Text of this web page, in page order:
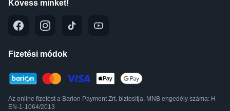
Kövess minket!
Fizetési módok
Az online fizetést a Barion Payment Zrt. biztosítja, MNB engedély száma: H-
EN-1-1064/2013